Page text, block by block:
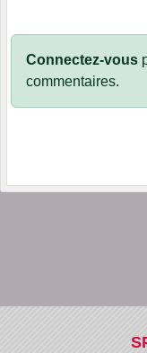
Connectez-vous
commentaires.